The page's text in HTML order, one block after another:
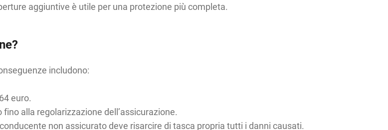
aggiuntive è utile per una protezione più completa.
includono:
euro.
alla regolarizzazione dell’assicurazione.
non assicurato deve risarcire di tasca propria tutti i danni causati.